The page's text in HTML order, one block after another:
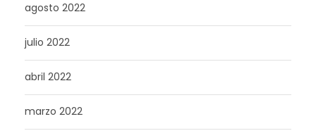
agosto 2022
julio 2022
abril 2022
marzo 2022